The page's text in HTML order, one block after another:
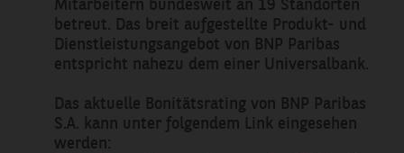
betreut. Das breit aufgestellte Produkt- und
Dienstleistungsangebot von BNP Paribas
entspricht nahezu dem einer Universalbank.
Das aktuelle Bonitätsrating von BNP Paribas
S.A. kann unter folgendem Link eingesehen
werden: